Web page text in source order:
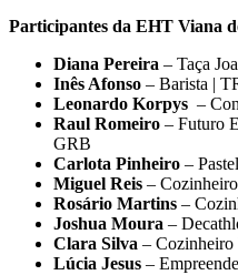
Participantes da EHT Viana
Diana Pereira – Taça
Inês Afonso – Barista |
Leonardo Korpys –
Raul Romeiro – Futuro
GRB
Carlota Pinheiro –
Miguel Reis –
Rosário Martins –
Joshua Moura –
Clara Silva – Cozinheiro
Lúcia Jesus –